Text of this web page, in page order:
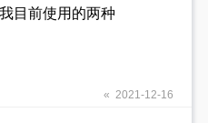
目前使用的两种
« 2021-12-16